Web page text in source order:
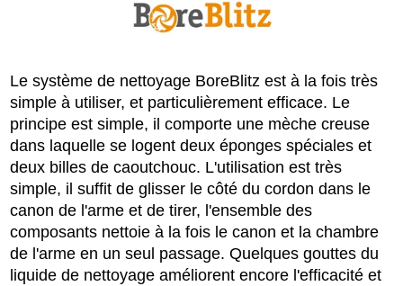
Le système de nettoyage BoreBlitz est à la fois très
simple à utiliser, et particulièrement efficace. Le
principe est simple, il comporte une mèche creuse
dans laquelle se logent deux éponges spéciales et
deux billes de caoutchouc. L'utilisation est très
simple, il suffit de glisser le côté du cordon dans le
canon de l'arme et de tirer, l'ensemble des
composants nettoie à la fois le canon et la chambre
de l'arme en un seul passage. Quelques gouttes du
liquide de nettoyage améliorent encore l'efficacité et